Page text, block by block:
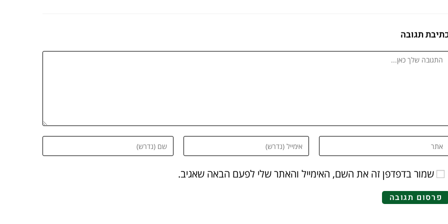
תגובה
שמור בדפדפן זה את השם, האימייל והאתר שלי לפעם הבאה שאגיב.